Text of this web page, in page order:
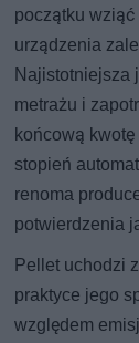
początku
urządzenia
Najistotniejsza
metrażu i
końcową
stopień
renoma
potwierdzenia
Pellet uchodzi
praktyce jego
względem